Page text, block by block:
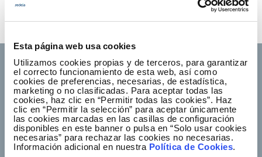
Esta página web usa cookies
Utilizamos cookies propias y de terceros, para garantizar
el correcto funcionamiento de esta web, así como
cookies de preferencias, necesarias, de estadística,
marketing o no clasificadas. Para aceptar todas las
cookies, haz clic en “Permitir todas las cookies”. Haz
clic en “Permitir la selección” para aceptar únicamente
las cookies marcadas en las casillas de configuración
disponibles en este banner o pulsa en “Solo usar cookies
necesarias” para rechazar las cookies no necesarias.
Información adicional en nuestra Política de Cookies.
Download
Footer TOP
About us
Our services
Jobs
Press office
Shareholders and
Corporate Governance